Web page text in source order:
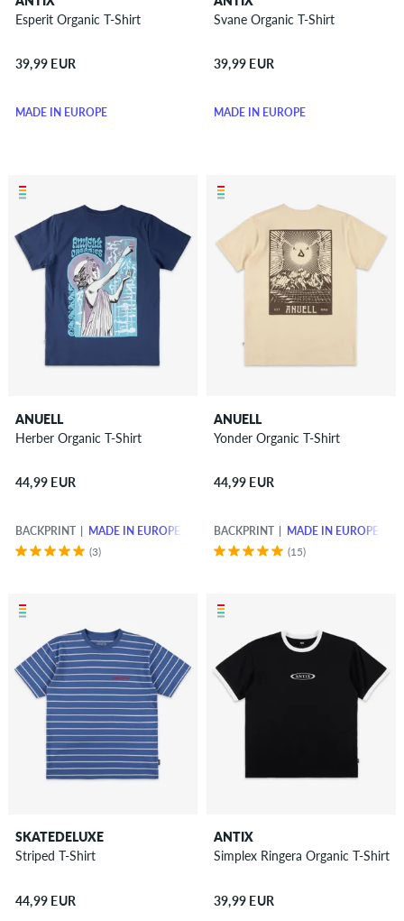
Esperit Organic T-Shirt
39,99 EUR
MADE IN EUROPE
Svane Organic T-Shirt
39,99 EUR
MADE IN EUROPE
ANUELL
Herber Organic T-Shirt
44,99 EUR
BACKPRINT
MADE IN EUROPE
(3)
ANUELL
Yonder Organic T-Shirt
44,99 EUR
BACKPRINT
MADE IN EUROPE
(15)
SKATEDELUXE
Striped T-Shirt
44,99 EUR
ANTIX
Simplex Ringera Organic T-Shirt
39,99 EUR